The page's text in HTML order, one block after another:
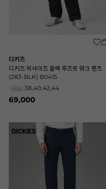
디키즈
디키즈 빅사이즈 블랙 루즈핏 워크 팬츠
(283-BLK) B0415
SIZE 38,40,42,44
69,000